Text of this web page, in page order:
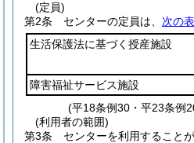
(定員)
第2条
センターの定員は、 次の表
生活保護法に基づく授産施設
障害福祉サービス施設
(平18条例30・平23条例
(利用者の範囲)
第3条
センターを利用すること